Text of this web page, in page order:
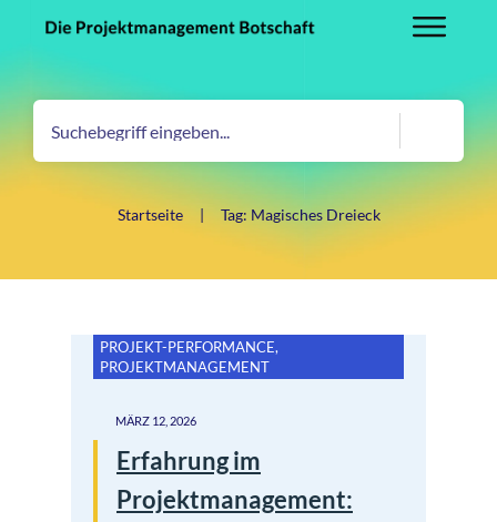
Startseite | Tag: Magisches Dreieck
PROJEKT-PERFORMANCE,
PROJEKTMANAGEMENT
MÄRZ 12, 2026
Erfahrung im
Projektmanagement: